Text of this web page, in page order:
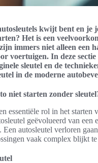
kwijt bent en
Het is een
immers niet alleen een
voertuigen. In deze
sleutel en de
in de moderne
niet starten zonder
essentiële rol in het
geëvolueerd van een
autosleutel verloren
vaak complex blijkt